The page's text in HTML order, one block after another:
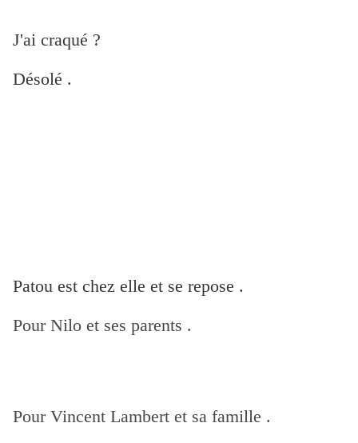
J'ai craqué ?
Désolé .
Patou est chez elle et se repose .
Pour Nilo et ses parents .
Pour Vincent Lambert et sa famille .